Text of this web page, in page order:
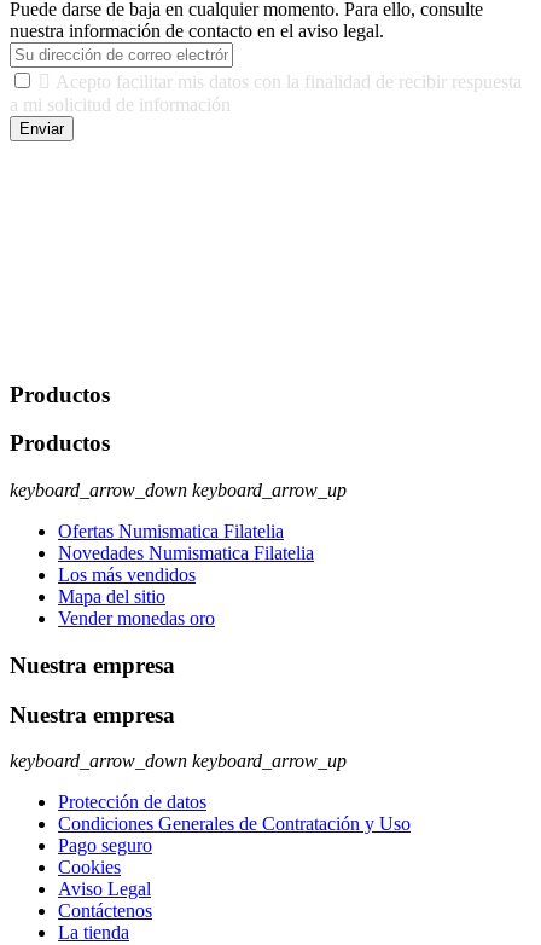
Puede darse de baja en cualquier momento. Para ello, consulte
nuestra información de contacto en el aviso legal.
 Acepto facilitar mis datos con la finalidad de recibir respuesta
a mi solicitud de información
Enviar
Productos
Productos
keyboard_arrow_down keyboard_arrow_up
Ofertas Numismatica Filatelia
Novedades Numismatica Filatelia
Los más vendidos
Mapa del sitio
Vender monedas oro
Nuestra empresa
Nuestra empresa
keyboard_arrow_down keyboard_arrow_up
Protección de datos
Condiciones Generales de Contratación y Uso
Pago seguro
Cookies
Aviso Legal
Contáctenos
La tienda